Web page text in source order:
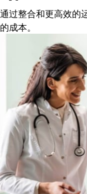
通过整合和更高效的
的成本。